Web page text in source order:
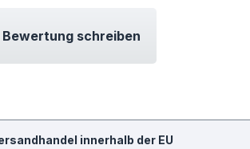
Bewertung schreiben
innerhalb der EU